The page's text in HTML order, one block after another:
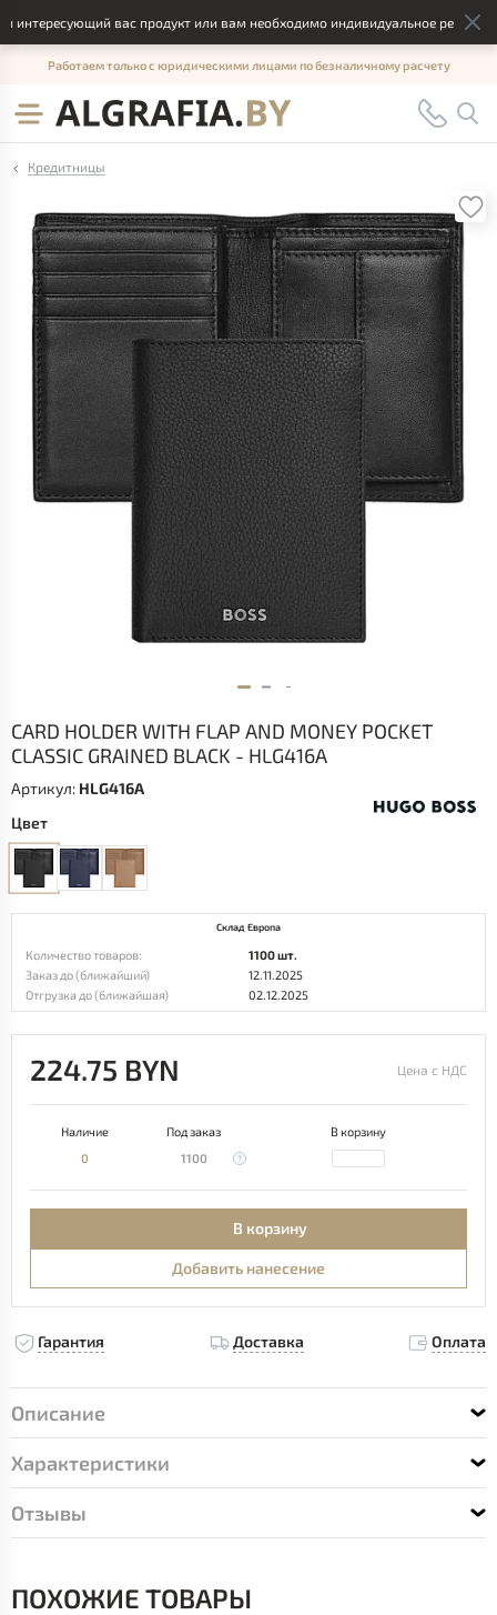
вас продукт или вам необходимо индивидуальное
Работаем только с юридическими лицами по безналичному расчету
Кредитницы
CARD HOLDER WITH FLAP AND MONEY POCKET
CLASSIC GRAINED BLACK - HLG416A
Артикул: HLG416A
Цвет
Склад Европа
Количество товаров:
1100 шт.
Заказ до (ближайший)
12.11.2025
Отгрузка до (ближайшая)
02.12.2025
224.75 BYN Цена с НДС
Наличие Под заказ
В корзину
0
1100
В корзину
Добавить нанесение
Гарантия Доставка Оплата
Описание
Характеристики
Отзывы
ПОХОЖИЕ ТОВАРЫ